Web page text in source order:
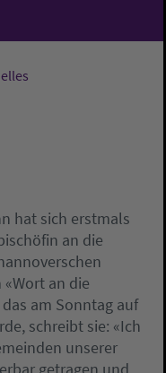
hat sich erstmals
an die
an die
am Sonntag auf
schreibt sie: «Ich
unserer